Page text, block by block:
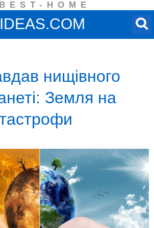
BEST-HOME
IDEAS.COM
нищівного
Земля на